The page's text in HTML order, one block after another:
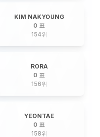
KIM NAKYOUNG
0 표
154위
RORA
0 표
156위
YEONTAE
0 표
158위